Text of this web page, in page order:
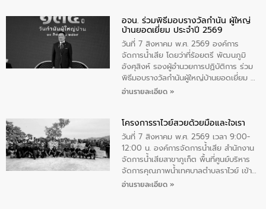
ทิพย์คำ รองผู้ว่าราชการจังหวัดมุกดาหาร
เป็นประธานในพิธี ณ เรือนจําชั่วคราวนาโสก
ตําบลนาโสก อําเภอเมืองมุกดาหาร จังหวัด
มุกดาหาร โดยในกิจกรรมได้ร่วมปลูกป่า และ
ทําความสะอาดภายในบริเวณ จัดกิจกรรม
เพื่อถวายเป็นพระราชกุศล สมเด็จพระนาง
เจ้าสิริกิติ์พระบรมราชินีนาถ พระบรมราช
อจน. ร่วมพิธีมอบรางวัลกำนัน ผู้ใหญ่
บ้านยอดเยี่ยม ประจำปี 2569
วันที่ 7 สิงหาคม พ.ศ. 2569 องค์การ
จัดการน้ำเสีย โดยว่าที่ร้อยตรี พัฒนภูมิ
อังศุสิงห์ รองผู้อำนวยการปฏิบัติการ ร่วม
พิธีมอบรางวัลกำนันผู้ใหญ่บ้านยอดเยี่ยม ณ
ทำเนียบรัฐบาล โดยมีนายอนุทิน ชาญวีรกูล
ทองคำและประกาศเกียรติคุณให้แก่ กำนัน
ผู้ใหญ่บ้านยอดเยี่ยม พร้อมกล่าวชื่นชม ให้
โอวาท และมอบนโยบาย
อ่านรายละเอียด »
โครงการราไวย์สวยด้วยมือและใจเรา
วันที่ 7 สิงหาคม พ.ศ. 2569 เวลา 9:00-
12:00 น. องค์การจัดการน้ำเสีย สำนักงาน
จัดการน้ำเสียสาขาภูเก็ต พื้นที่ศูนย์บริหาร
จัดการคุณภาพน้ำเทศบาลตำบลราไวย์ เข้า
ร่วมโครงการราไวย์สวยด้วยมือและใจเรา
อ่านรายละเอียด »